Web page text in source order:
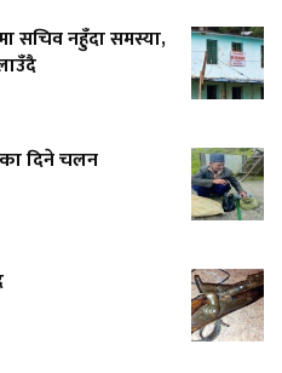
सचिव नहुँदा समस्या,
दिने चलन